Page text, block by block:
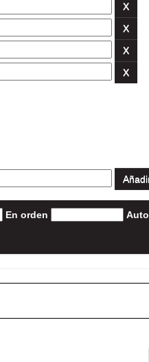
En orden